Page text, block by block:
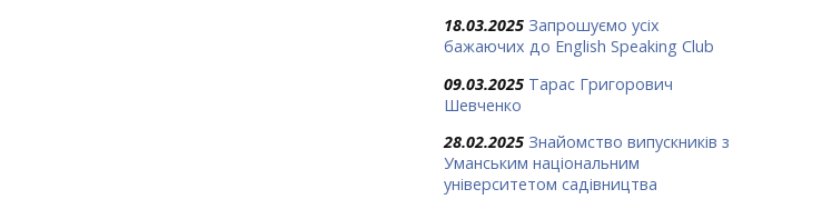
18.03.2025 Запрошуємо усіх
бажаючих до English Speaking Club
09.03.2025 Тарас Григорович
Шевченко
28.02.2025 Знайомство випускників з
Уманським національним
університетом садівництва